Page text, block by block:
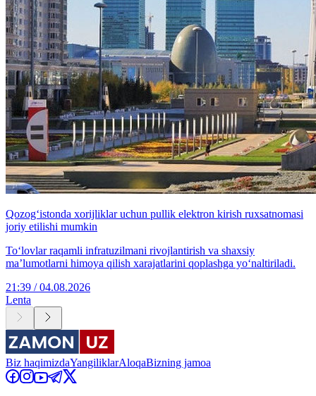
Qozog‘istonda xorijliklar uchun pullik elektron kirish ruxsatnomasi
joriy etilishi mumkin
To‘lovlar raqamli infratuzilmani rivojlantirish va shaxsiy
ma’lumotlarni himoya qilish xarajatlarini qoplashga yo‘naltiriladi.
21:39 / 04.08.2026
Lenta
Biz haqimizdaYangiliklarAloqaBizning jamoa